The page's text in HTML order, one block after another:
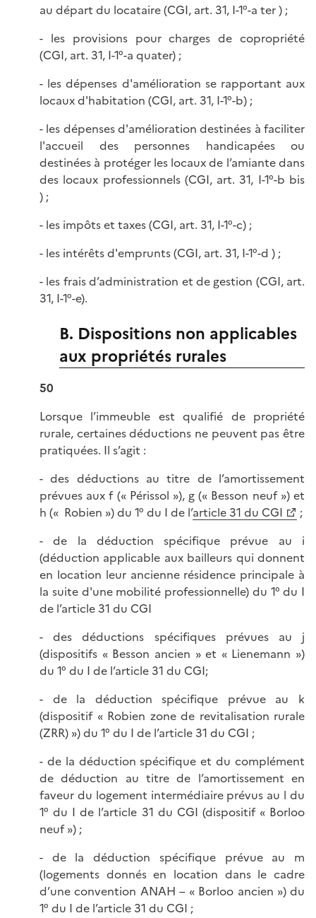
au départ du locataire (CGI, art. 31, I-1°-a ter ) ;
- les provisions pour charges de copropriété
(CGI, art. 31, I-1°-a quater) ;
- les dépenses d'amélioration se rapportant aux
locaux d'habitation (CGI, art. 31, I-1°-b) ;
- les dépenses d'amélioration destinées à faciliter
l'accueil des personnes handicapées ou
destinées à protéger les locaux de l’amiante dans
des locaux professionnels (CGI, art. 31, I-1°-b bis
) ;
- les impôts et taxes (CGI, art. 31, I-1°-c) ;
- les intérêts d'emprunts (CGI, art. 31, I-1°-d ) ;
- les frais d’administration et de gestion (CGI, art.
31, I-1°-e).
B. Dispositions non applicables
aux propriétés rurales
50
Lorsque l’immeuble est qualifié de propriété
rurale, certaines déductions ne peuvent pas être
pratiquées. Il s’agit :
- des déductions au titre de l’amortissement
prévues aux f (« Périssol »), g (« Besson neuf ») et
h (« Robien ») du 1° du I de l’article 31 du CGI
;
- de la déduction spécifique prévue au i
(déduction applicable aux bailleurs qui donnent
en location leur ancienne résidence principale à
la suite d'une mobilité professionnelle) du 1° du I
de l’article 31 du CGI
- des déductions spécifiques prévues au j
(dispositifs « Besson ancien » et « Lienemann »)
du 1° du I de l’article 31 du CGI;
- de la déduction spécifique prévue au k
(dispositif « Robien zone de revitalisation rurale
(ZRR) ») du 1° du I de l’article 31 du CGI ;
- de la déduction spécifique et du complément
de déduction au titre de l’amortissement en
faveur du logement intermédiaire prévus au l du
1° du I de l’article 31 du CGI (dispositif « Borloo
neuf ») ;
- de la déduction spécifique prévue au m
(logements donnés en location dans le cadre
d’une convention ANAH – « Borloo ancien ») du
1° du I de l’article 31 du CGI ;